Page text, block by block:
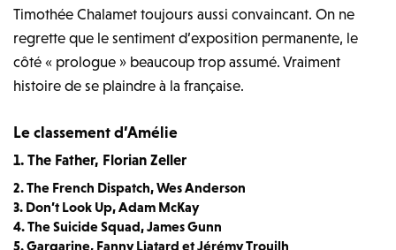
Timothée Chalamet toujours aussi convaincant. On ne
regrette que le sentiment d’exposition permanente, le
côté « prologue » beaucoup trop assumé. Vraiment
histoire de se plaindre à la française.
Le classement d’Amélie
1. The Father, Florian Zeller
2. The French Dispatch, Wes Anderson
3. Don’t Look Up, Adam McKay
4. The Suicide Squad, James Gunn
5. Gargarine, Fanny Liatard et Jérémy Trouilh